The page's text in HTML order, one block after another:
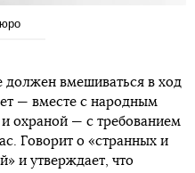
должен вмешиваться в ход
— вместе с народным
охраной — с требованием
Говорит о «странных и
и утверждает, что